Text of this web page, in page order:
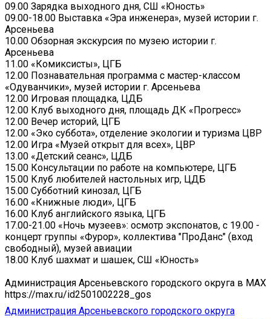
09.00 Зарядка выходного дня, СШ «Юность»
09.00-18.00 Выставка «Эра инженера», музей истории г.
Арсеньева
10.00 Обзорная экскурсия по музею истории г.
Арсеньева
11.00 «Комиксисты», ЦГБ
12.00 Познавательная программа с мастер-классом
«Одуванчики», музей истории г. Арсеньева
12.00 Игровая площадка, ЦДБ
12.00 Клуб выходного дня, площадь ДК «Прогресс»
12.00 Вечер историй, ЦГБ
12.00 «Эко суббота», отделение экологии и туризма ЦВР
12.00 Игра «Музей открыт для всех», ЦВР
13.00 «Детский сеанс», ЦДБ
15.00 Консультации по работе на компьютере, ЦГБ
15.00 Клуб любителей настольных игр, ЦДБ
15.00 Субботний кинозал, ЦГБ
16.00 «Книжные люди», ЦГБ
16.00 Клуб английского языка, ЦГБ
17.00-21.00 «Ночь музеев»: осмотр экспонатов, с 19.00 -
концерт группы «Фурор», коллектива "ПроДанс" (вход
свободный), музей авиации
18.00 Клуб шахмат и шашек, СШ «Юность»
Администрация Арсеньевского городского округа в МАХ
https://max.ru/id2501002228_gos
Администрация Арсеньевского городского округа